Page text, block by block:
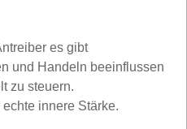
es gibt
und Handeln beeinflussen
zu steuern.
innere Stärke.